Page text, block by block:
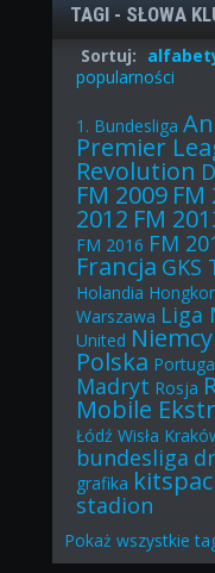
TAGI - SŁOWA
Sortuj:
popularności
1. Bundesliga
Premier
Revolution
FM 2009 FM
2012 FM
FM 2016 FM
Francja GKS
Holandia
Warszawa Liga
United Niemcy
Polska
Madryt Rosja
Mobile
Łódź Wisła
bundesliga
grafika
stadion
Pokaż wszystkie